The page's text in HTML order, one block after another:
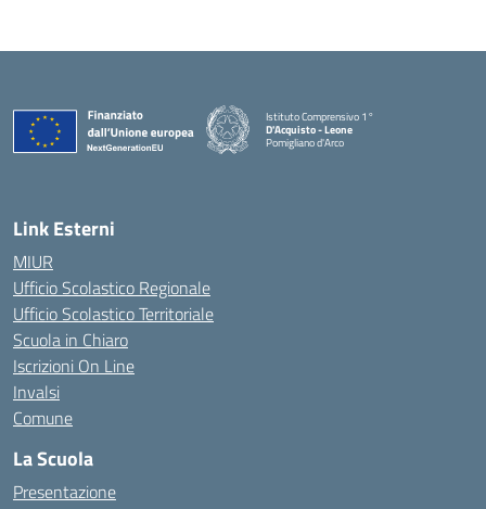
Istituto Comprensivo 1°
D'Acquisto - Leone
Pomigliano d'Arco
— Visita la pagina iniziale della scuola
Link Esterni
MIUR
Ufficio Scolastico Regionale
Ufficio Scolastico Territoriale
Scuola in Chiaro
Iscrizioni On Line
Invalsi
Comune
La Scuola
Presentazione